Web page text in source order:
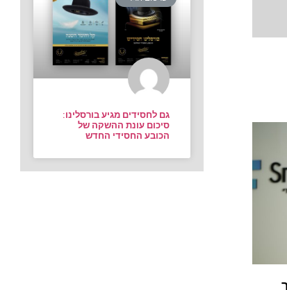
גם לחסידים מגיע בורסלינו:
סיכום עונת ההשקה של
הכובע החסידי החדש